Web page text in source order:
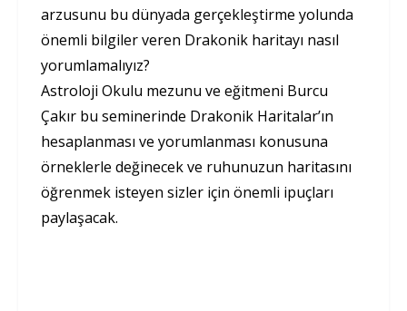
arzusunu bu dünyada gerçekleştirme yolunda
önemli bilgiler veren Drakonik haritayı nasıl
yorumlamalıyız?
Astroloji Okulu mezunu ve eğitmeni Burcu
Çakır bu seminerinde Drakonik Haritalar’ın
hesaplanması ve yorumlanması konusuna
örneklerle değinecek ve ruhunuzun haritasını
öğrenmek isteyen sizler için önemli ipuçları
paylaşacak.